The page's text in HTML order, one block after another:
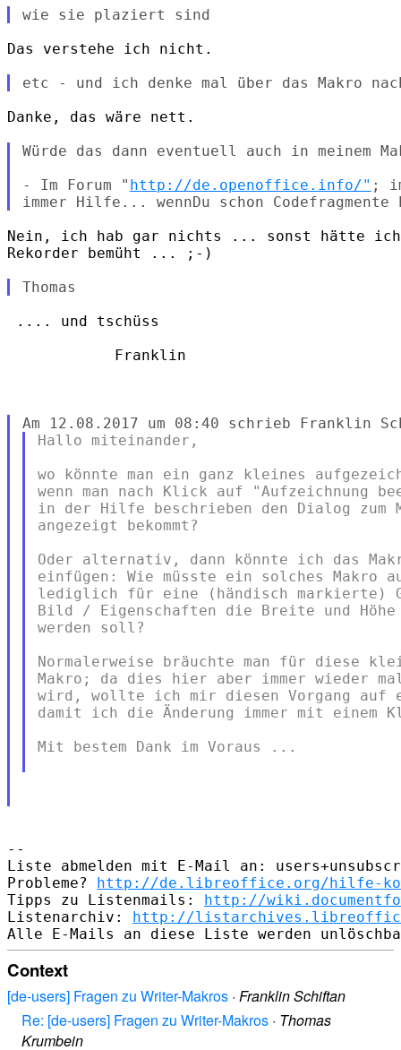
Das verstehe ich nicht.
Danke, das wäre nett.
Würde das dann eventuell auch in meinem
- Im Forum " http://de.openoffice.info/" ;
Nein, ich hab gar nichts ... sonst hätte
Rekorder bemüht ... ;-)
.... und tschüss
            Franklin
Hallo miteinander,
wo könnte man ein ganz kleines
wenn man nach Klick auf "Aufzeichnung
in der Hilfe beschrieben den Dialog zum
angezeigt bekommt?
Oder alternativ, dann könnte ich das
einfügen: Wie müsste ein solches Makro
lediglich für eine (händisch markierte)
Bild / Eigenschaften die Breite und
werden soll?
Normalerweise bräuchte man für diese
Makro; da dies hier aber immer wieder
wird, wollte ich mir diesen Vorgang auf
damit ich die Änderung immer mit einem
Mit bestem Dank im Voraus ...
--
Liste abmelden mit E-Mail an:
Probleme? http://de.libreoffice.org/hilfe-
Tipps zu Listenmails: http://
Listenarchiv: http://
Context
[de-users] Fragen zu Writer-Makros · Franklin Schiftan
Re: [de-users] Fragen zu Writer-Makros · Thomas
Krumbein